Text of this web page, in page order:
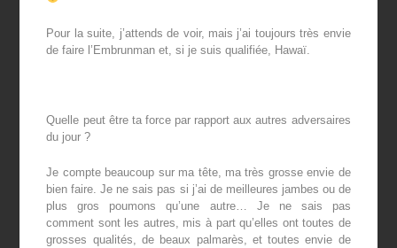
Pour la suite, j’attends de voir, mais j’ai toujours très envie
de faire l’Embrunman et, si je suis qualifiée, Hawaï.
Quelle peut être ta force par rapport aux autres adversaires
du jour ?
Je compte beaucoup sur ma tête, ma très grosse envie de
bien faire. Je ne sais pas si j’ai de meilleures jambes ou de
plus gros poumons qu’une autre… Je ne sais pas
comment sont les autres, mis à part qu’elles ont toutes de
grosses qualités, de beaux palmarès, et toutes envie de